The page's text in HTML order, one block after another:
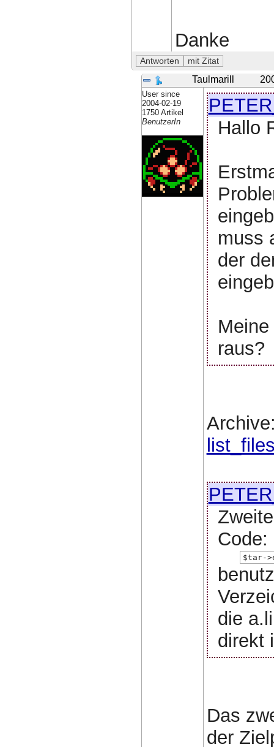
Danke
Taulmarill
User since
2004-02-19
1750 Artikel
BenutzerIn
Hallo
muss
der
raus?
Code:
$tar-
die
direkt
Das
der